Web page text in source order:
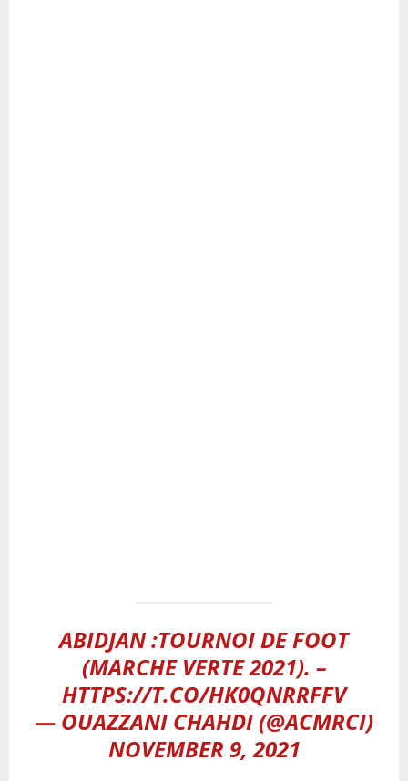
ABIDJAN :TOURNOI DE FOOT
(MARCHE VERTE 2021). –
HTTPS://T.CO/HK0QNRRFFV
— OUAZZANI CHAHDI (@ACMRCI)
NOVEMBER 9, 2021